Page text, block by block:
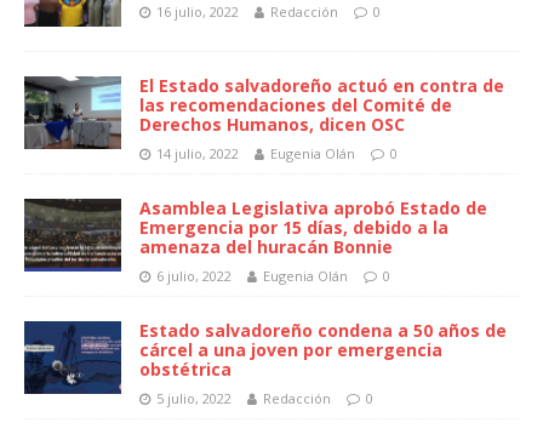
16 julio, 2022 Redacción 0
El Estado salvadoreño actuó en contra de
las recomendaciones del Comité de
Derechos Humanos, dicen OSC
14 julio, 2022 Eugenia Olán 0
Asamblea Legislativa aprobó Estado de
Emergencia por 15 días, debido a la
amenaza del huracán Bonnie
6 julio, 2022 Eugenia Olán 0
Estado salvadoreño condena a 50 años de
cárcel a una joven por emergencia
obstétrica
5 julio, 2022 Redacción 0